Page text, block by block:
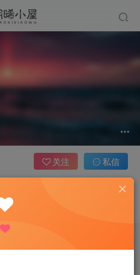
关注 私信
板块0 帖子0 粉丝0